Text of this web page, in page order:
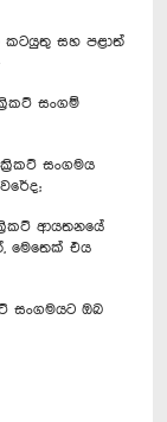
කටයුතු සහ පළාත්
සංගම්
සංගමය
ආයතනයේ
මෙතෙක් එය
සංගමයට ඔබ